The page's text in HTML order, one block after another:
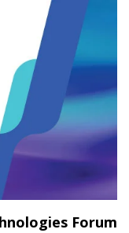
Forum